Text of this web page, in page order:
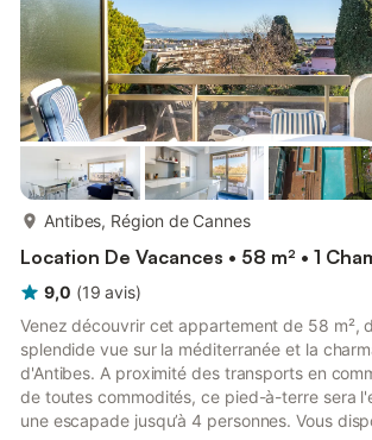
Antibes, Région de Cannes
Location De Vacances • 58 m² • 1
9,0 (19 avis)
Venez découvrir cet appartement de 58 m²,
splendide vue sur la méditerranée et la
d'Antibes. A proximité des transports en
de toutes commodités, ce pied-à-terre sera
une escapade jusqu’à 4 personnes. Vous